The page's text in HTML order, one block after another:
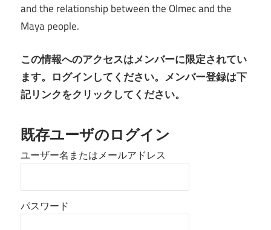
and the relationship between the Olmec and the
Maya people.
この情報へのアクセスはメンバーに限定されてい
ます。ログインしてください。メンバー登録は下
記リンクをクリックしてください。
既存ユーザのログイン
ユーザー名またはメールアドレス
パスワード